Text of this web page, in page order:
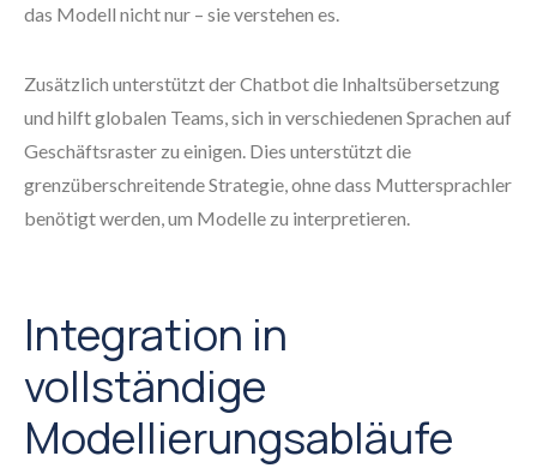
das Modell nicht nur – sie verstehen es.
Zusätzlich unterstützt der Chatbot die Inhaltsübersetzung
und hilft globalen Teams, sich in verschiedenen Sprachen auf
Geschäftsraster zu einigen. Dies unterstützt die
grenzüberschreitende Strategie, ohne dass Muttersprachler
benötigt werden, um Modelle zu interpretieren.
Integration in
vollständige
Modellierungsabläufe